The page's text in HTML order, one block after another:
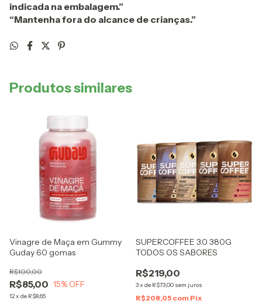
indicada na embalagem.”
“Mantenha fora do alcance de crianças.”
Produtos similares
Vinagre de Maça em Gummy
Guday 60 gomas
R$85,00
R$100,00
15% OFF
12x de R$8,65
SUPERCOFFEE 3.0 380G
TODOS OS SABORES
R$219,00
3x de R$73,00 sem juros
R$208,05 com Pix